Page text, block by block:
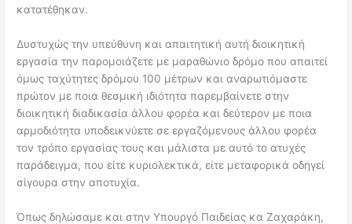
κατατέθηκαν.
Δυστυχώς την υπεύθυνη και απαιτητική αυτή διοικητική
εργασία την παρομοιάζετε με μαραθώνιο δρόμο που απαιτεί
όμως ταχύτητες δρόμου 100 μέτρων και αναρωτιόμαστε
πρώτον με ποια θεσμική ιδιότητα παρεμβαίνετε στην
διοικητική διαδικασία άλλου φορέα και δεύτερον με ποια
αρμοδιότητα υποδεικνύετε σε εργαζόμενους άλλου φορέα
τον τρόπο εργασίας τους και μάλιστα με αυτό το ατυχές
παράδειγμα, που είτε κυριολεκτικά, είτε μεταφορικά οδηγεί
σίγουρα στην αποτυχία.
Όπως δηλώσαμε και στην Υπουργό Παιδείας κα Ζαχαράκη,